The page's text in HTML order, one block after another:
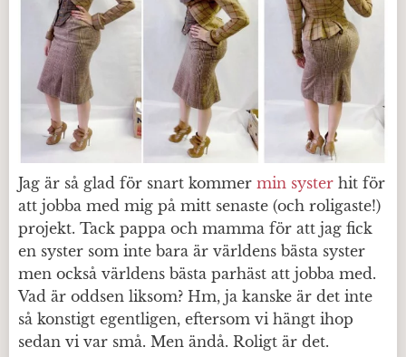
Jag är så glad för snart kommer min syster hit för
att jobba med mig på mitt senaste (och roligaste!)
projekt. Tack pappa och mamma för att jag fick
en syster som inte bara är världens bästa syster
men också världens bästa parhäst att jobba med.
Vad är oddsen liksom? Hm, ja kanske är det inte
så konstigt egentligen, eftersom vi hängt ihop
sedan vi var små. Men ändå. Roligt är det.